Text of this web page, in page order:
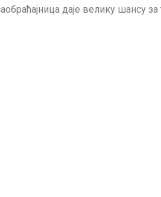
даје велику шансу за